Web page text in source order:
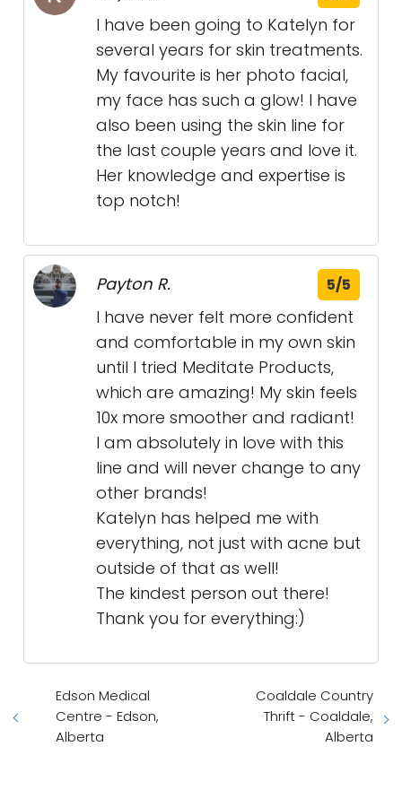
I have been going to Katelyn for
several years for skin treatments.
My favourite is her photo facial,
my face has such a glow! I have
also been using the skin line for
the last couple years and love it.
Her knowledge and expertise is
top notch!
Payton R. 5/5
I have never felt more confident
and comfortable in my own skin
until I tried Meditate Products,
which are amazing! My skin feels
10x more smoother and radiant!
I am absolutely in love with this
line and will never change to any
other brands!
Katelyn has helped me with
everything, not just with acne but
outside of that as well!
The kindest person out there!
Thank you for everything:)
Edson Medical
Centre - Edson,
Alberta
Coaldale Country
Thrift - Coaldale,
Alberta